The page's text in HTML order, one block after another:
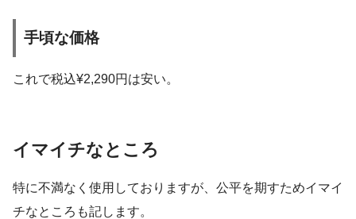
手頃な価格
これで税込¥2,290円は安い。
イマイチなところ
特に不満なく使用しておりますが、公平を期すためイマイ
チなところも記します。